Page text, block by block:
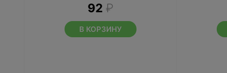
92 ₽
В КОРЗИНУ